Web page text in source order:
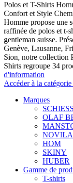
Polos et T-Shirts
Confort et Style
Homme propose une
raffinée de polos et t-
gentleman suisse.
Genève, Lausanne,
Sion, notre collection
Shirts regroupe 34
d'information
Accéder à la
Marques
OLAF
NOVILA
HOM
SKINY
HUBER
Gamme de
T-shirts